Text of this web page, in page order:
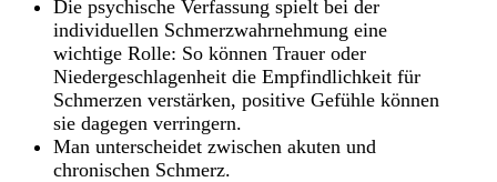
Die psychische Verfassung spielt bei der
individuellen Schmerzwahrnehmung eine
wichtige Rolle: So können Trauer oder
Niedergeschlagenheit die Empfindlichkeit für
Schmerzen verstärken, positive Gefühle können
sie dagegen verringern.
Man unterscheidet zwischen akuten und
chronischen Schmerz.